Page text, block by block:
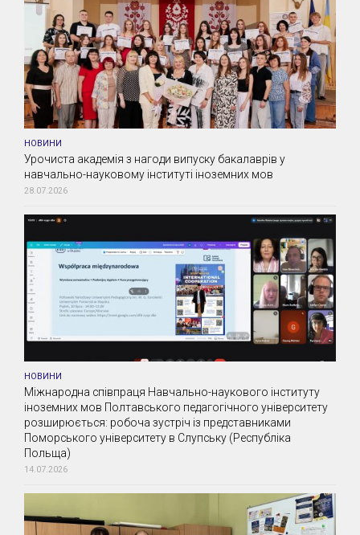
НОВИНИ
Урочиста академія з нагоди випуску бакалаврів у
навчально-науковому інституті іноземних мов
28.07.2026
НОВИНИ
Міжнародна співпраця Навчально-наукового інституту
іноземних мов Полтавського педагогічного університету
розширюється: робоча зустріч із представниками
Поморського університету в Слупську (Республіка
Польща)
14.07.2026